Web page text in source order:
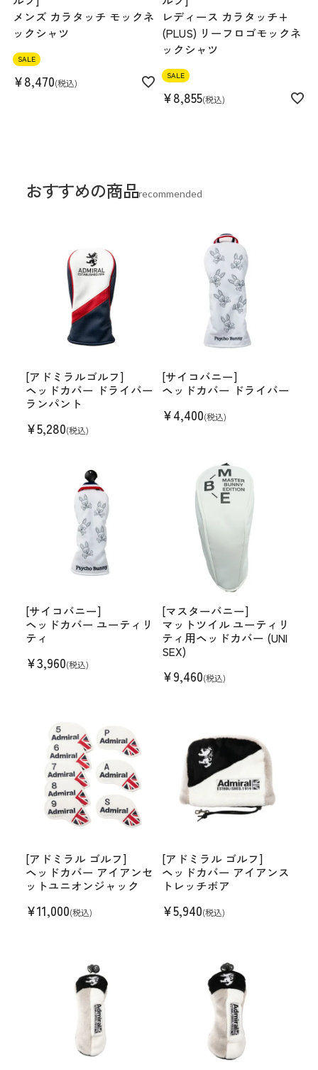
メンズ カラタッチ モックネ
ックシャツ
SALE
¥8,470 税込
レディース カラタッチ+
(PLUS) リーフロゴモックネ
ックシャツ
SALE
¥8,855 税込
おすすめの商品recommended
[アドミラルゴルフ]
ヘッドカバー ドライバー
ランパント
¥5,280(税込)
[サイコバニー]
ヘッドカバー ドライバー
¥4,400(税込)
[サイコバニー]
ヘッドカバー ユーティリ
ティ
¥3,960(税込)
[マスターバニー]
マットツイル ユーティリ
ティ用ヘッドカバー (UNI
SEX)
¥9,460(税込)
[アドミラル ゴルフ]
ヘッドカバー アイアンセ
ットユニオンジャック
¥11,000(税込)
[アドミラル ゴルフ]
ヘッドカバー アイアンス
トレッチボア
¥5,940(税込)